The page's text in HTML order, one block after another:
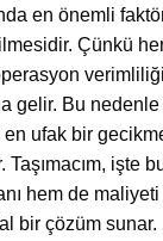
en önemli
Çünkü
gelir. Bu nedenle
ufak bir
işte
hem de
bir çözüm sunar.